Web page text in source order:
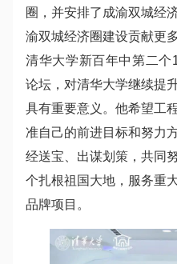
圈，并安排了成渝双城经
渝双城经济圈建设贡献更
清华大学新百年中第二
论坛，对清华大学继续提
具有重要意义。他希望工
准自己的前进目标和努力
经送宝、出谋划策，共同
个扎根祖国大地，服务重
品牌项目。